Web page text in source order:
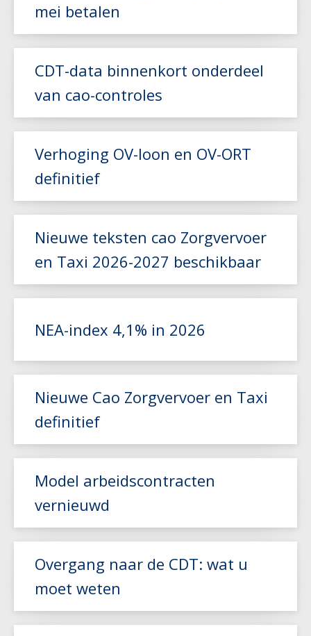
mei betalen
Lees meer
CDT-data binnenkort onderdeel
van cao-controles
Verhoging OV-loon en OV-ORT
definitief
Lees meer
Nieuwe teksten cao Zorgvervoer
en Taxi 2026-2027 beschikbaar
Lees meer
NEA-index 4,1% in 2026
Nieuwe Cao Zorgvervoer en Taxi
definitief
Model arbeidscontracten
vernieuwd
Overgang naar de CDT: wat u
moet weten